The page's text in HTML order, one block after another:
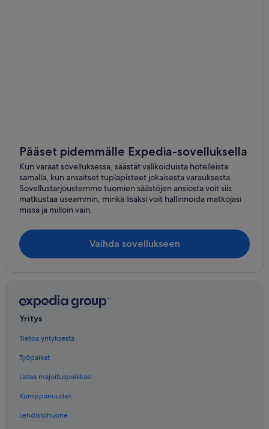
Pääset pidemmälle Expedia-sovelluksella
Kun varaat sovelluksessa, säästät valikoiduista hotelleista
samalla, kun ansaitset tuplapisteet jokaisesta varauksesta.
Sovellustarjoustemme tuomien säästöjen ansiosta voit siis
matkustaa useammin, minkä lisäksi voit hallinnoida matkojasi
missä ja milloin vain.
Vaihda sovellukseen
Yritys
Tietoa yrityksestä
Työpaikat
Listaa majoituspaikkasi
Kumppanuudet
Lehdistöhuone